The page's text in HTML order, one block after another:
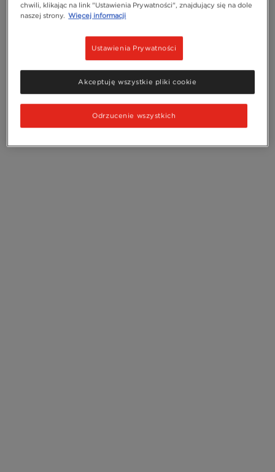
chwili, klikając na link "Ustawienia Prywatności", znajdujący się na dole
naszej strony. Więcej informacji
Ustawienia Prywatności
Odrzucenie wszystkich
Akceptuję wszystkie pliki cookie